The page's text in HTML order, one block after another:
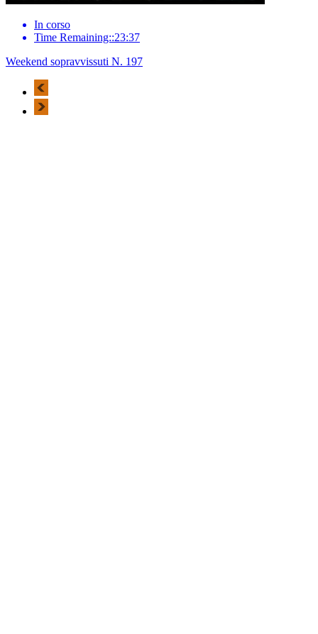
In corso
Time Remaining::23:37
Weekend sopravvissuti N. 197